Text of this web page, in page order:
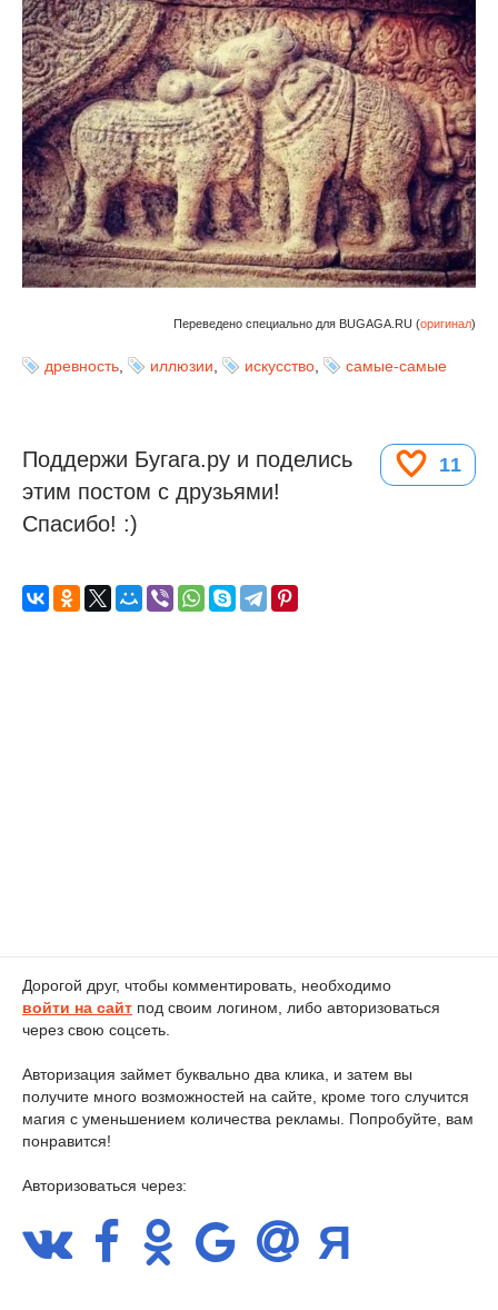
Переведено специально для BUGAGA.RU (оригинал)
древность иллюзии искусство самые-самые
11
Поддержи Бугага.ру и поделись
этим постом с друзьями!
Спасибо! :)
Дорогой друг, чтобы комментировать, необходимо
войти на сайт под своим логином, либо авторизоваться
через свою соцсеть.
Авторизация займет буквально два клика, и затем вы
получите много возможностей на сайте, кроме того случится
магия с уменьшением количества рекламы. Попробуйте, вам
понравится!
Авторизоваться через: